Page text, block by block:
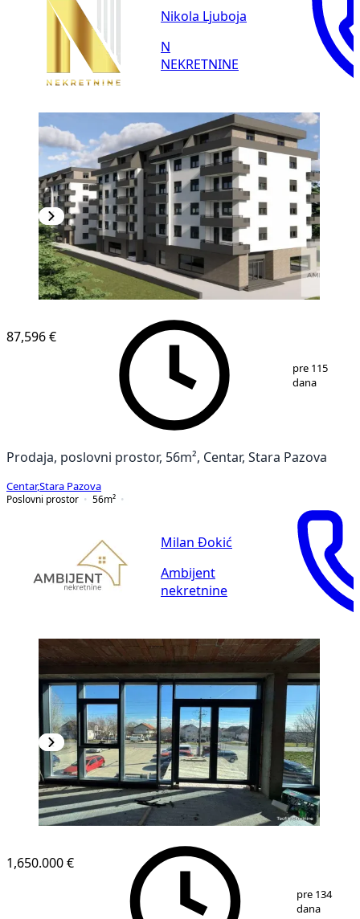
Nikola Ljuboja
N
NEKRETNINE
87,596 €
pre 115
dana
Prodaja, poslovni prostor, 56m², Centar, Stara Pazova
Centar,Stara Pazova
Poslovni prostor
56m²
Milan Đokić
Ambijent
nekretnine
1,650.000 €
pre 134
dana